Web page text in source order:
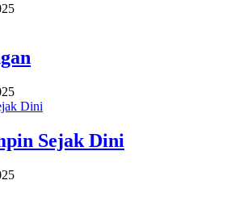
Sejak Dini